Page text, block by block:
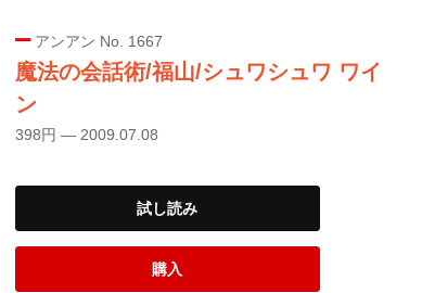
アンアン No. 1667
魔法の会話術/福山/シュワシュワ ワイ
ン
398円 — 2009.07.08
試し読み
購入